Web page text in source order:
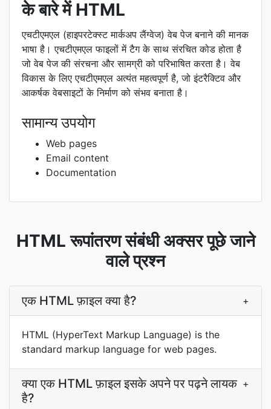
के बारे में HTML
एचटीएमएल (हाइपरटेक्स्ट मार्कअप लैंग्वेज) वेब पेज बनाने की मानक
भाषा है। एचटीएमएल फाइलों में टैग के साथ संरचित कोड होता है
जो वेब पेज की संरचना और सामग्री को परिभाषित करता है। वेब
विकास के लिए एचटीएमएल अत्यंत महत्वपूर्ण है, जो इंटरैक्टिव और
आकर्षक वेबसाइटों के निर्माण को संभव बनाता है।
सामान्य उपयोग
Web pages
Email content
Documentation
HTML रूपांतरण संबंधी अक्सर पूछे जाने
वाले प्रश्न
एक HTML फ़ाइल क्या है? +
HTML (HyperText Markup Language) is the
standard markup language for web pages.
क्या एक HTML फ़ाइल इसके अपने पर पढ़ने लायक
है?
+